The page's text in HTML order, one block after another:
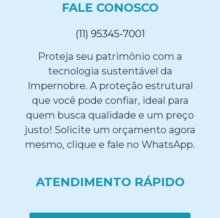
FALE CONOSCO
(11) 95345-7001
Proteja seu patrimônio com a
tecnologia sustentável da
Impernobre. A proteção estrutural
que você pode confiar, ideal para
quem busca qualidade e um preço
justo! Solicite um orçamento agora
mesmo, clique e fale no WhatsApp.
ATENDIMENTO RÁPIDO